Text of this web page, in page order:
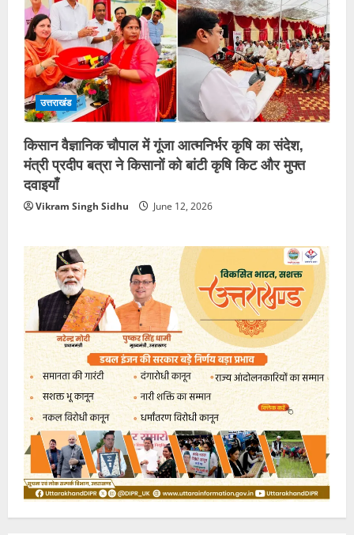
उत्तराखंड
किसान वैज्ञानिक चौपाल में गूंजा आत्मनिर्भर कृषि का संदेश,
मंत्री प्रदीप बत्रा ने किसानों को बांटी कृषि किट और मुफ्त
दवाइयाँ
Vikram Singh Sidhu June 12, 2026